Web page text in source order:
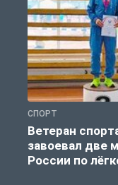
СПОРТ
Ветеран
завоевал две
России по